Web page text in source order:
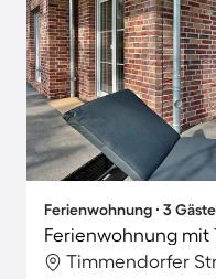
Ferienwohnung ∙ 3
Ferienwohnung mit